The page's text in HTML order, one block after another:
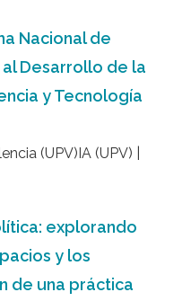
Nacional de
Desarrollo de la
y Tecnología
(UPV)IA (UPV) |
explorando
y los
de una práctica